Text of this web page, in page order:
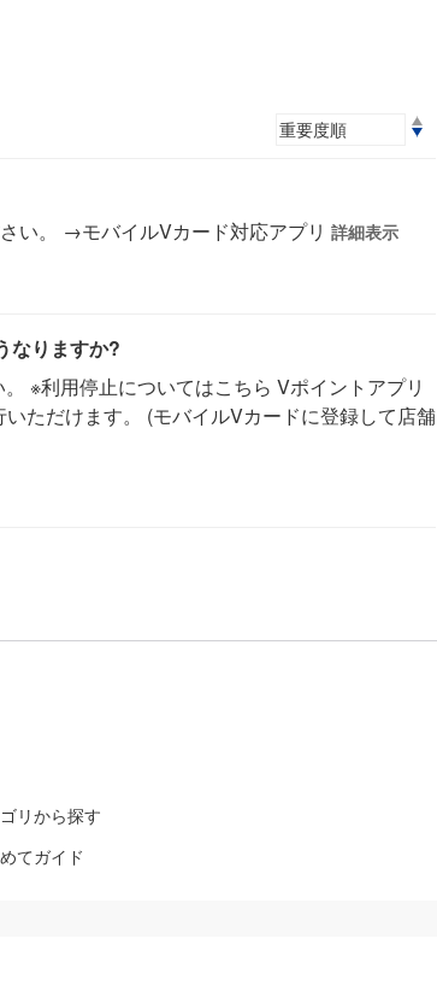
い。 →モバイルVカード対応アプリ 詳細表示
なりますか?
※利用停止についてはこちら Vポイントアプリ
ただけます。 (モバイルVカードに登録して店舗
リから探す
てガイド